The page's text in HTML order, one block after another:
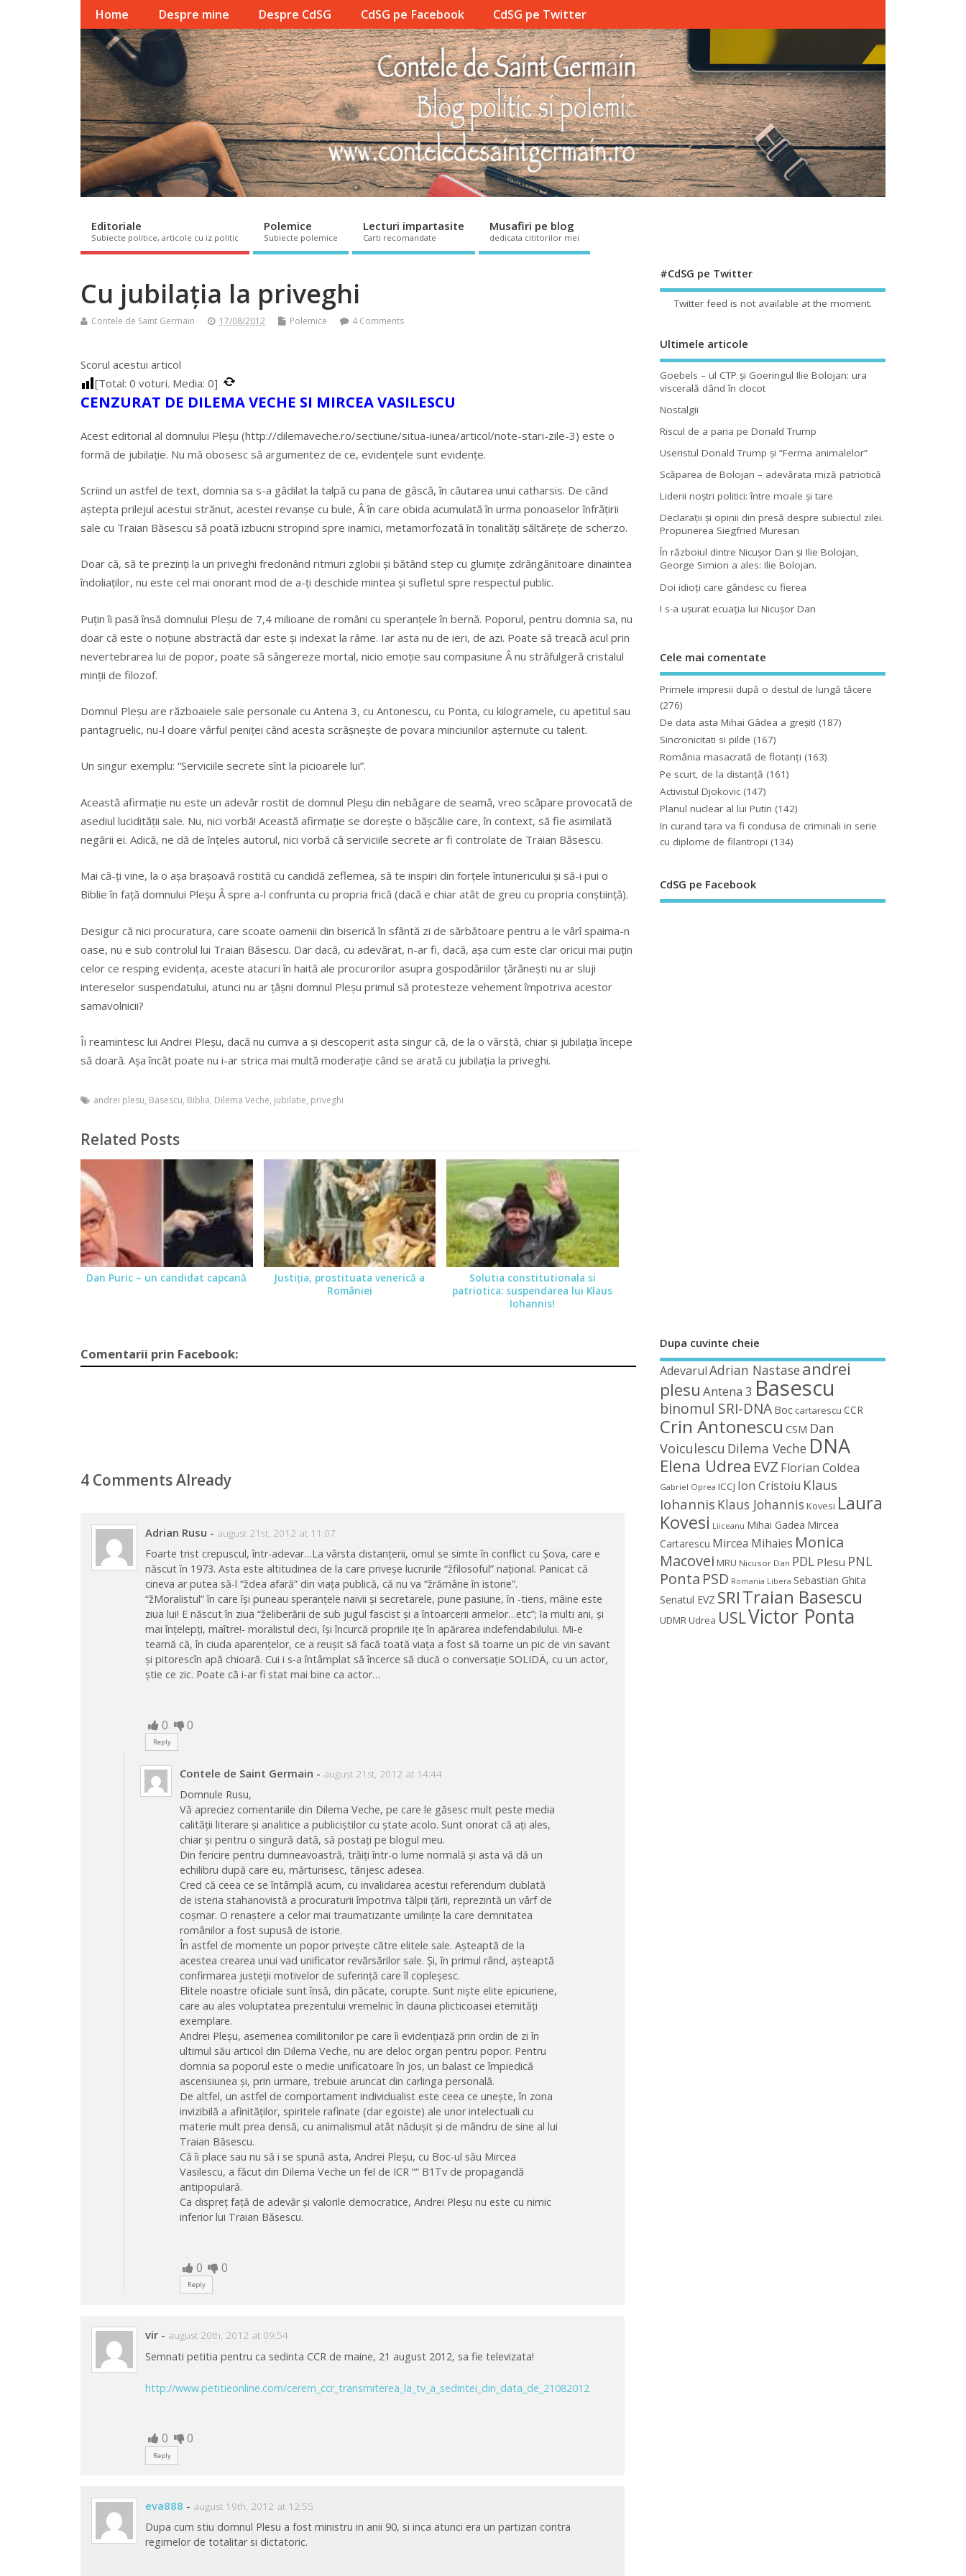
Home Despre mine Despre CdSG CdSG pe Facebook CdSG pe Twitter
Editoriale
Subiecte politice, articole cu iz politic
Polemice
Subiecte polemice
Lecturi impartasite
Carti recomandate
Musafiri pe blog
dedicata cititorilor mei
Cu jubilația la priveghi
Contele de Saint Germain 17/08/2012 Polemice 4 Comments
Scorul acestui articol
[Total: 0 voturi. Media: 0]
CENZURAT DE DILEMA VECHE SI MIRCEA VASILESCU
Acest editorial al domnului Pleșu (http://dilemaveche.ro/sectiune/situa-iunea/articol/note-stari-zile-3) este o
formă de jubilație. Nu mă obosesc să argumentez de ce, evidențele sunt evidențe.
Scriind un astfel de text, domnia sa s-a gâdilat la talpă cu pana de gâscă, în căutarea unui catharsis. De când
aștepta prilejul acestui strănut, acestei revanșe cu bule, Â în care obida acumulată în urma ponoaselor înfrățirii
sale cu Traian Băsescu să poată izbucni stropind spre inamici, metamorfozată în tonalități săltărețe de scherzo.
Doar că, să te prezinți la un priveghi fredonând ritmuri zglobii și bătând step cu glumițe zdrăngănitoare dinaintea
îndoliaților, nu este cel mai onorant mod de a-ți deschide mintea și sufletul spre respectul public.
Puțin îi pasă însă domnului Pleșu de 7,4 milioane de români cu speranțele în bernă. Poporul, pentru domnia sa, nu
doar că este o noțiune abstractă dar este și indexat la râme. Iar asta nu de ieri, de azi. Poate să treacă acul prin
nevertebrarea lui de popor, poate să sângereze mortal, nicio emoție sau compasiune Â nu străfulgeră cristalul
minții de filozof.
Domnul Pleșu are războaiele sale personale cu Antena 3, cu Antonescu, cu Ponta, cu kilogramele, cu apetitul sau
pantagruelic, nu-l doare vârful peniței când acesta scrâșnește de povara minciunilor așternute cu talent.
Un singur exemplu: “Serviciile secrete sînt la picioarele lui”.
Această afirmație nu este un adevăr rostit de domnul Pleșu din nebăgare de seamă, vreo scăpare provocată de
asediul lucidității sale. Nu, nici vorbă! Această afirmație se dorește o bășcălie care, în context, să fie asimilată
negării ei. Adică, ne dă de înțeles autorul, nici vorbă că serviciile secrete ar fi controlate de Traian Băsescu.
Mai că-ți vine, la o așa brașoavă rostită cu candidă zeflemea, să te inspiri din forțele întunericului și să-i pui o
Biblie în față domnului Pleșu Â spre a-l confrunta cu propria frică (dacă e chiar atât de greu cu propria conștiință).
Desigur că nici procuratura, care scoate oamenii din biserică în sfântă zi de sărbătoare pentru a le vârî spaima-n
oase, nu e sub controlul lui Traian Băsescu. Dar dacă, cu adevărat, n-ar fi, dacă, așa cum este clar oricui mai puțin
celor ce resping evidența, aceste atacuri în haită ale procurorilor asupra gospodăriilor țărănești nu ar sluji
intereselor suspendatului, atunci nu ar țâșni domnul Pleșu primul să protesteze vehement împotriva acestor
samavolnicii?
Îi reamintesc lui Andrei Pleșu, dacă nu cumva a și descoperit asta singur că, de la o vârstă, chiar și jubilația începe
să doară. Așa încât poate nu i-ar strica mai multă moderație când se arată cu jubilația la priveghi.
andrei plesu, Basescu, Biblia, Dilema Veche, jubilatie, priveghi
Related Posts
Dan Puric – un candidat capcană
Justiţia, prostituata venerică a
României
Solutia constitutionala si
patriotica: suspendarea lui Klaus
Iohannis!
Comentarii prin Facebook:
4 Comments Already
Adrian Rusu - august 21st, 2012 at 11:07
Foarte trist crepuscul, într-adevar…La vârsta distanțerii, omul se simte în conflict cu Șova, care e
născut în 1973. Asta este altitudinea de la care priveșe lucrurile “žfilosoful” național. Panicat că
cineva ar putea să-l “ždea afară” din viața publică, că nu va “žrămâne în istorie”.
“žMoralistul” în care își puneau speranțele naivii și secretarele, pune pasiune, în -tiens, mâine este
ziua lui! E născut în ziua “želiberării de sub jugul fascist și a întoarcerii armelor…etc”; la multi ani, și
mai înțelepți, maître!- moralistul deci, își încurcă propriile ițe în apărarea indefendabilului. Mi-e
teamă că, în ciuda aparențelor, ce a reușit să facă toată viața a fost să toarne un pic de vin savant
și pitorescîn apă chioară. Cui i s-a întâmplat să încerce să ducă o conversație SOLIDÄ‚ cu un actor,
știe ce zic. Poate că i-ar fi stat mai bine ca actor…
0 0
Reply
Contele de Saint Germain - august 21st, 2012 at 14:44
Domnule Rusu,
Vă apreciez comentariile din Dilema Veche, pe care le găsesc mult peste media
calității literare și analitice a publiciștilor cu ștate acolo. Sunt onorat că ați ales,
chiar și pentru o singură dată, să postați pe blogul meu.
Din fericire pentru dumneavoastră, trăiți într-o lume normală și asta vă dă un
echilibru după care eu, mărturisesc, tânjesc adesea.
Cred că ceea ce se întâmplă acum, cu invalidarea acestui referendum dublată
de isteria stahanovistă a procuraturii împotriva tălpii țării, reprezintă un vârf de
coșmar. O renaștere a celor mai traumatizante umilințe la care demnitatea
românilor a fost supusă de istorie.
În astfel de momente un popor privește către elitele sale. Așteaptă de la
acestea crearea unui vad unificator revărsărilor sale. Și, în primul rând, așteaptă
confirmarea justeții motivelor de suferință care îl copleșesc.
Elitele noastre oficiale sunt însă, din păcate, corupte. Sunt niște elite epicuriene,
care au ales voluptatea prezentului vremelnic în dauna plicticoasei eternități
exemplare.
Andrei Pleșu, asemenea comilitonilor pe care îi evidențiază prin ordin de zi în
ultimul său articol din Dilema Veche, nu are deloc organ pentru popor. Pentru
domnia sa poporul este o medie unificatoare în jos, un balast ce împiedică
ascensiunea și, prin urmare, trebuie aruncat din carlinga personală.
De altfel, un astfel de comportament individualist este ceea ce unește, în zona
invizibilă a afinităților, spiritele rafinate (dar egoiste) ale unor intelectuali cu
materie mult prea densă, cu animalismul atât nădușit și de mândru de sine al lui
Traian Băsescu.
Că îi place sau nu să i se spună asta, Andrei Pleșu, cu Boc-ul său Mircea
Vasilescu, a făcut din Dilema Veche un fel de ICR ““ B1Tv de propagandă
antipopulară.
Ca dispreț față de adevăr și valorile democratice, Andrei Pleșu nu este cu nimic
inferior lui Traian Băsescu.
0 0
Reply
vir - august 20th, 2012 at 09:54
Semnati petitia pentru ca sedinta CCR de maine, 21 august 2012, sa fie televizata!
http://www.petitieonline.com/cerem_ccr_transmiterea_la_tv_a_sedintei_din_data_de_21082012
0 0
Reply
eva888 - august 19th, 2012 at 12:55
Dupa cum stiu domnul Plesu a fost ministru in anii 90, si inca atunci era un partizan contra
regimelor de totalitar si dictatoric.
#CdSG pe Twitter
Twitter feed is not available at the moment.
Ultimele articole
Goebels – ul CTP şi Goeringul Ilie Bolojan: ura
viscerală dând în clocot
Nostalgii
Riscul de a paria pe Donald Trump
Useristul Donald Trump şi “Ferma animalelor”
Scăparea de Bolojan – adevărata miză patriotică
Liderii noştri politici: între moale şi tare
Declaraţii şi opinii din presă despre subiectul zilei.
Propunerea Siegfried Muresan
În războiul dintre Nicuşor Dan şi Ilie Bolojan,
George Simion a ales: Ilie Bolojan.
Doi idioţi care gândesc cu fierea
I s-a uşurat ecuaţia lui Nicuşor Dan
Cele mai comentate
Primele impresii după o destul de lungă tăcere
(276)
De data asta Mihai Gâdea a greşit! (187)
Sincronicitati si pilde (167)
România masacrată de flotanţi (163)
Pe scurt, de la distanță (161)
Activistul Djokovic (147)
Planul nuclear al lui Putin (142)
In curand tara va fi condusa de criminali in serie
cu diplome de filantropi (134)
CdSG pe Facebook
Dupa cuvinte cheie
Adevarul Adrian Nastaseandrei
plesu Antena 3 Basescu
binomul SRI-DNA Boc cartarescu CCR
Crin Antonescu CSM Dan
Voiculescu Dilema Veche DNA
Elena Udrea EVZ Florian Coldea
Gabriel Oprea ICCJ Ion Cristoiu Klaus
Iohannis Klaus Johannis Kovesi Laura
Kovesi Liiceanu Mihai Gadea Mircea
Cartarescu Mircea Mihaies Monica
Macovei MRU Nicusor Dan PDL Plesu PNL
Ponta PSD Romania Libera Sebastian Ghita
Senatul EVZ SRITraian Basescu
UDMRUdrea USLVictor Ponta